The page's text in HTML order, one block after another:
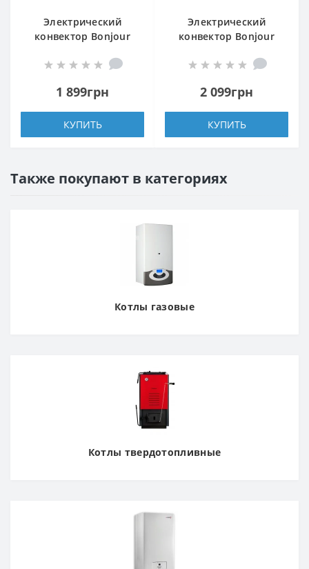
Электрический
конвектор Bonjour
1 899грн
КУПИТЬ
Электрический
конвектор Bonjour
2 099грн
КУПИТЬ
Также покупают в категориях
Котлы газовые
Котлы твердотопливные